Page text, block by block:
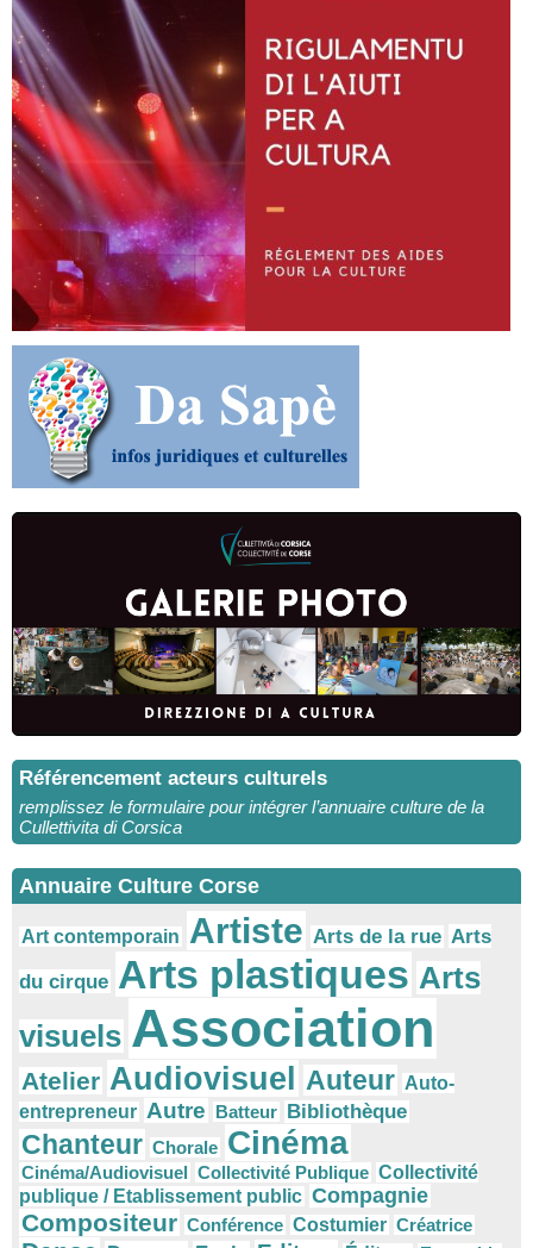
Référencement acteurs culturels
remplissez le formulaire pour intégrer l’annuaire culture de la
Cullettivita di Corsica
Annuaire Culture Corse
Art contemporain Artiste Arts de la rue Arts
du cirque Arts plastiques Arts
visuels Association
Atelier Audiovisuel Auteur Auto-
entrepreneur Autre Batteur Bibliothèque
Chanteur Chorale Cinéma
Cinéma/Audiovisuel Collectivité Publique Collectivité
publique / Etablissement public Compagnie
Compositeur Conférence Costumier Créatrice